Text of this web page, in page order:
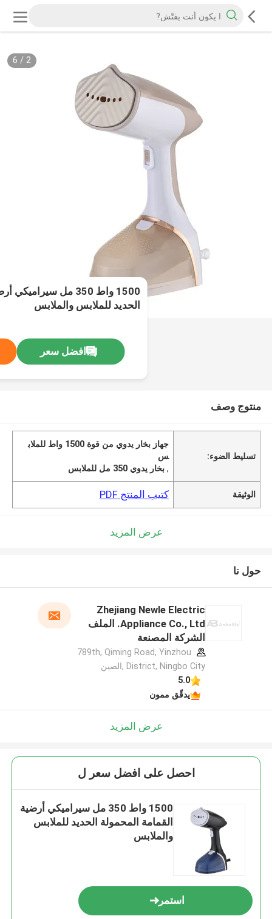
2
/
6
1500 واط 350 مل
الحديد للملابس والملابس
افضل سعر
منتوج وصف
تسليط الضوء:
جهاز بخار يدوي من قوة 1500 واط للملاب
س
,بخار يدوي 350 مل للملابس
الوثيقة كتيب المنتج PDF
عرض المزيد
حول نا
Zhejiang Newle Electric
Appliance Co., Ltd. الملف
الشركة المصنعة
789th, Qiming Road, Yinzhou
District, Ningbo City ,الصين
5.0
يدقّق ممون
عرض المزيد
احصل على افضل سعر ل
1500 واط 350 مل سيراميكي أرضية
القمامة المحمولة الحديد للملابس
والملابس
استمر